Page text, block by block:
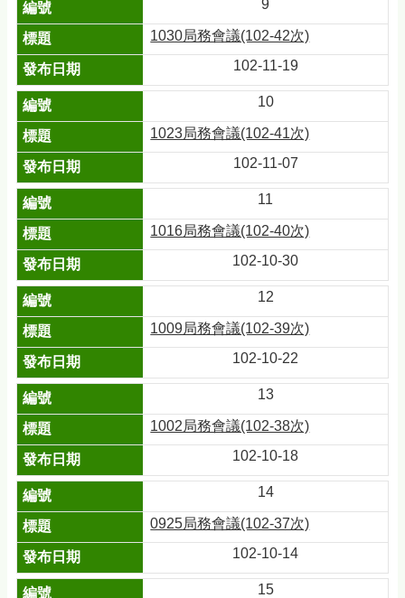
9
1030局務會議(102-42次)
102-11-19
10
1023局務會議(102-41次)
102-11-07
11
1016局務會議(102-40次)
102-10-30
12
1009局務會議(102-39次)
102-10-22
13
1002局務會議(102-38次)
102-10-18
14
0925局務會議(102-37次)
102-10-14
15